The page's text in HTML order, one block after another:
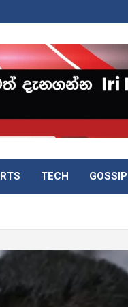
TECH GOSSIP